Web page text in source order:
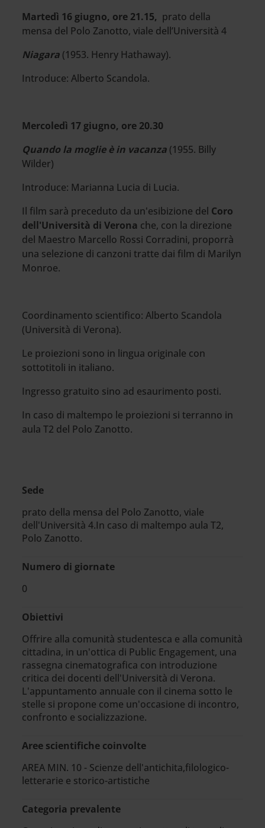
Martedì 16 giugno, ore 21.15, prato della
mensa del Polo Zanotto, viale dell’Università 4
Niagara (1953. Henry Hathaway).
Introduce: Alberto Scandola.
Mercoledì 17 giugno, ore 20.30
Quando la moglie è in vacanza (1955. Billy
Wilder)
Introduce: Marianna Lucia di Lucia.
Il film sarà preceduto da un'esibizione del Coro
dell'Università di Verona che, con la direzione
del Maestro Marcello Rossi Corradini, proporrà
una selezione di canzoni tratte dai film di Marilyn
Monroe.
Coordinamento scientifico: Alberto Scandola
(Università di Verona).
Le proiezioni sono in lingua originale con
sottotitoli in italiano.
Ingresso gratuito sino ad esaurimento posti.
In caso di maltempo le proiezioni si terranno in
aula T2 del Polo Zanotto.
Sede
prato della mensa del Polo Zanotto, viale
dell'Università 4.In caso di maltempo aula T2,
Polo Zanotto.
Numero di giornate
0
Obiettivi
Offrire alla comunità studentesca e alla comunità
cittadina, in un'ottica di Public Engagement, una
rassegna cinematografica con introduzione
critica dei docenti dell'Università di Verona.
L'appuntamento annuale con il cinema sotto le
stelle si propone come un'occasione di incontro,
confronto e socializzazione.
Aree scientifiche coinvolte
AREA MIN. 10 - Scienze dell'antichita,filologico-
letterarie e storico-artistiche
Categoria prevalente